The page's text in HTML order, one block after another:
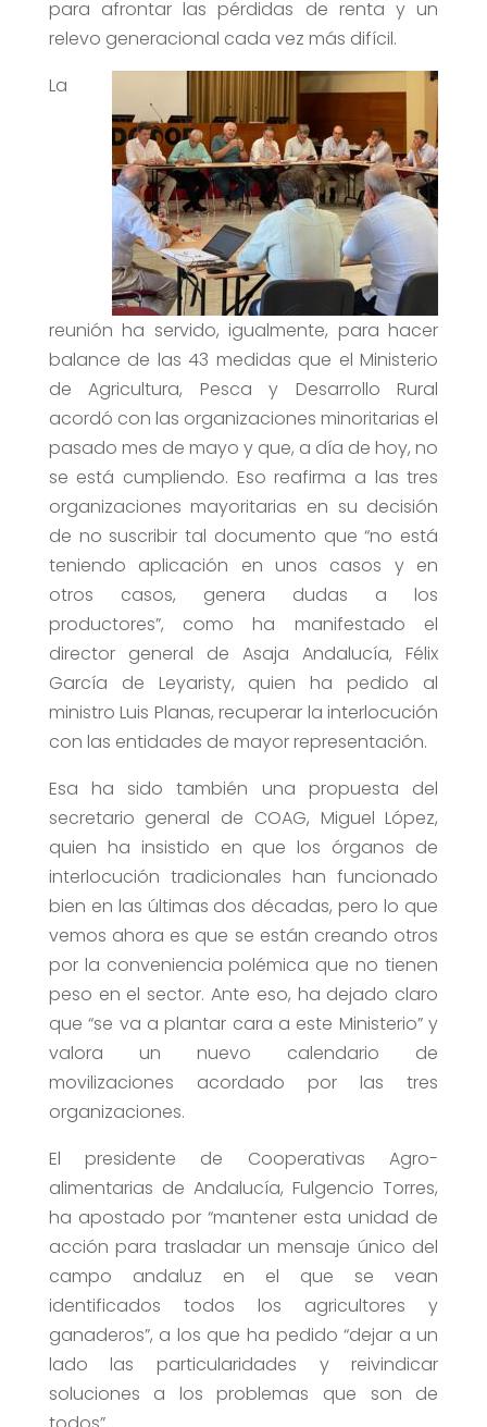
para afrontar las pérdidas de renta y un
relevo generacional cada vez más difícil.
La
reunión ha servido, igualmente, para hacer
balance de las 43 medidas que el Ministerio
de Agricultura, Pesca y Desarrollo Rural
acordó con las organizaciones minoritarias el
pasado mes de mayo y que, a día de hoy, no
se está cumpliendo. Eso reafirma a las tres
organizaciones mayoritarias en su decisión
de no suscribir tal documento que “no está
teniendo aplicación en unos casos y en
otros casos, genera dudas a los
productores”, como ha manifestado el
director general de Asaja Andalucía, Félix
García de Leyaristy, quien ha pedido al
ministro Luis Planas, recuperar la interlocución
con las entidades de mayor representación.
Esa ha sido también una propuesta del
secretario general de COAG, Miguel López,
quien ha insistido en que los órganos de
interlocución tradicionales han funcionado
bien en las últimas dos décadas, pero lo que
vemos ahora es que se están creando otros
por la conveniencia polémica que no tienen
peso en el sector. Ante eso, ha dejado claro
que “se va a plantar cara a este Ministerio” y
valora un nuevo calendario de
movilizaciones acordado por las tres
organizaciones.
El presidente de Cooperativas Agro-
alimentarias de Andalucía, Fulgencio Torres,
ha apostado por “mantener esta unidad de
acción para trasladar un mensaje único del
campo andaluz en el que se vean
identificados todos los agricultores y
ganaderos”, a los que ha pedido “dejar a un
lado las particularidades y reivindicar
soluciones a los problemas que son de